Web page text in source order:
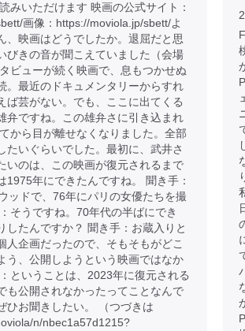
みいただけます 映画の公式サイト：
画像：https://moviola.jp/sbett/よ
、映画はどうでしたか。退屈だと思
びきの音が聞こえていました（会場
ビューが続く映画で、息もつかせぬ
。最近のドキュメンタリーからすれ
ば芸がない。でも、ここに出てくる
弁ですね。この雄弁さに引き込まれ
から目が離せなくなりました。全部
たいぐらいでした。最初に、武井さ
いのは、この映画が復元されるまで
1975年にできたんですね。 聞き手：
ッドで、76年にパリの女優たちを撮
そうですね。70年代の半ばにでき
したんですか？ 聞き手：お蔵入りと
人企画だったので、そもそもがどこ
う、公開しようという映画ではなか
ということは、2023年に復元される
も公開されなかったってことなんで
ひお聞きしたい。 （つづきは
n/nbec1a57d1215?